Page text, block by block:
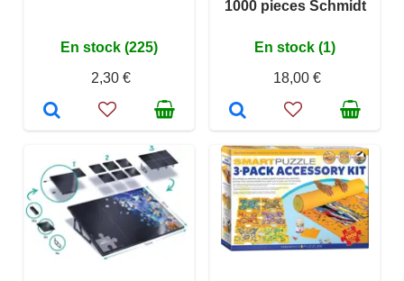
En stock (225)
2,30 €
1000 pieces Schmidt
En stock (1)
18,00 €